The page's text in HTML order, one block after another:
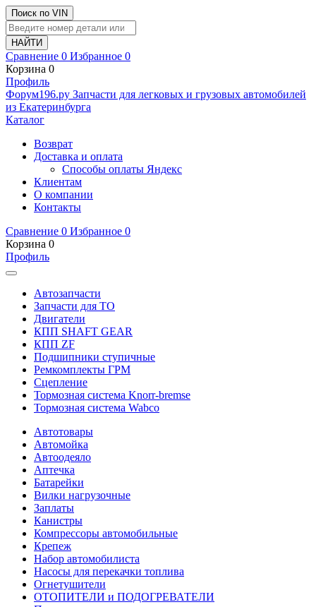
Поиск по VIN
Сравнение 0 Избранное 0
Корзина 0
Профиль
Фoрум196.ру Запчасти для легковых и грузовых автомобилей
из Екатеринбурга
Каталог
Возврат
Доставка и оплата
Способы оплаты Яндекс
Клиентам
О компании
Контакты
Сравнение 0 Избранное 0
Корзина 0
Профиль
Автозапчасти
Запчасти для ТО
Двигатели
КПП SHAFT GEAR
КПП ZF
Подшипники ступичные
Ремкомплекты ГРМ
Сцепление
Тормозная система Knorr-bremse
Тормозная система Wabco
Автотовары
Автомойка
Автоодеяло
Аптечка
Батарейки
Вилки нагрузочные
Заплаты
Канистры
Компрессоры автомобильные
Крепеж
Набор автомобилиста
Насосы для перекачки топлива
Огнетушители
ОТОПИТЕЛИ и ПОДОГРЕВАТЕЛИ